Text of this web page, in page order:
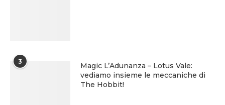
3
Magic L’Adunanza – Lotus Vale:
vediamo insieme le meccaniche di
The Hobbit!